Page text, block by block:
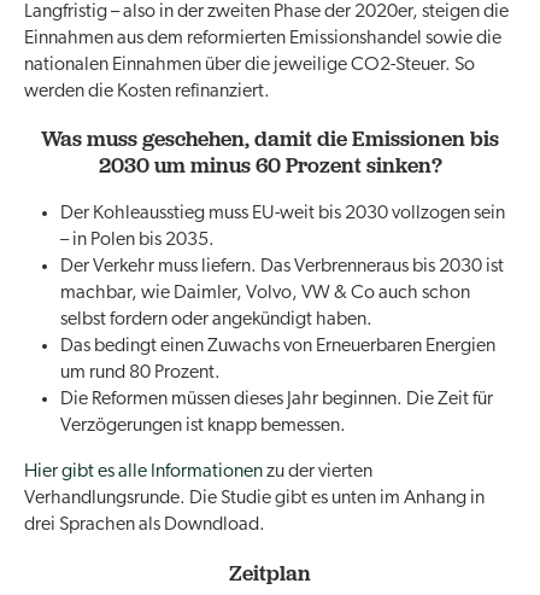
Langfristig – also in der zweiten Phase der 2020er, steigen die
Einnahmen aus dem reformierten Emissionshandel sowie die
nationalen Einnahmen über die jeweilige CO2-Steuer. So
werden die Kosten refinanziert.
Was muss geschehen, damit die Emissionen bis
2030 um minus 60 Prozent sinken?
Der Kohleausstieg muss EU-weit bis 2030 vollzogen sein
– in Polen bis 2035.
Der Verkehr muss liefern. Das Verbrenneraus bis 2030 ist
machbar, wie Daimler, Volvo, VW & Co auch schon
selbst fordern oder angekündigt haben.
Das bedingt einen Zuwachs von Erneuerbaren Energien
um rund 80 Prozent.
Die Reformen müssen dieses Jahr beginnen. Die Zeit für
Verzögerungen ist knapp bemessen.
Hier gibt es alle Informationenzu der vierten
Verhandlungsrunde. Die Studie gibt es unten im Anhang in
drei Sprachen als Downdload.
Zeitplan